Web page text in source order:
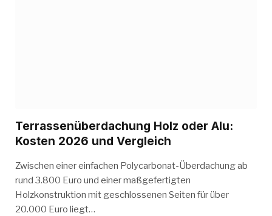
Terrassenüberdachung Holz oder Alu:
Kosten 2026 und Vergleich
Zwischen einer einfachen Polycarbonat-Überdachung ab
rund 3.800 Euro und einer maßgefertigten
Holzkonstruktion mit geschlossenen Seiten für über
20.000 Euro liegt…